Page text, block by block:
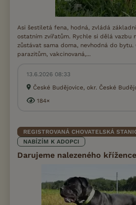
Asi šestiletá fena, hodná, zvládá
ostatním zvířatům. Rychle si dělá vazbu
zůstávat sama doma, nevhodná do bytu.
parazitům, vakcinovaná,...
13.6.2026 08:33
České Budějovice, okr. České
184×
REGISTROVANÁ CHOVATELSKÁ
NABÍZÍM K ADOPCI
Darujeme nalezeného